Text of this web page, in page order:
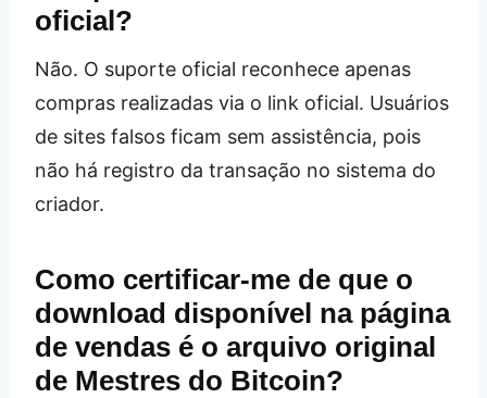
oficial?
Não. O suporte oficial reconhece apenas
compras realizadas via o link oficial. Usuários
de sites falsos ficam sem assistência, pois
não há registro da transação no sistema do
criador.
Como certificar-me de que o
download disponível na página
de vendas é o arquivo original
de Mestres do Bitcoin?